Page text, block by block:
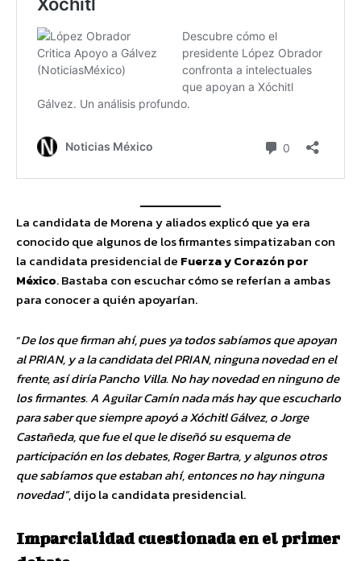
La candidata de Morena y aliados explicó que ya era
conocido que algunos de los firmantes simpatizaban con
la candidata presidencial de Fuerza y Corazón por
México. Bastaba con escuchar cómo se referían a ambas
para conocer a quién apoyarían.
“De los que firman ahí, pues ya todos sabíamos que apoyan
al PRIAN, y a la candidata del PRIAN, ninguna novedad en el
frente, así diría Pancho Villa. No hay novedad en ninguno de
los firmantes. A Aguilar Camín nada más hay que escucharlo
para saber que siempre apoyó a Xóchitl Gálvez, o Jorge
Castañeda, que fue el que le diseñó su esquema de
participación en los debates, Roger Bartra, y algunos otros
que sabíamos que estaban ahí, entonces no hay ninguna
novedad”, dijo la candidata presidencial.
Imparcialidad cuestionada en el primer